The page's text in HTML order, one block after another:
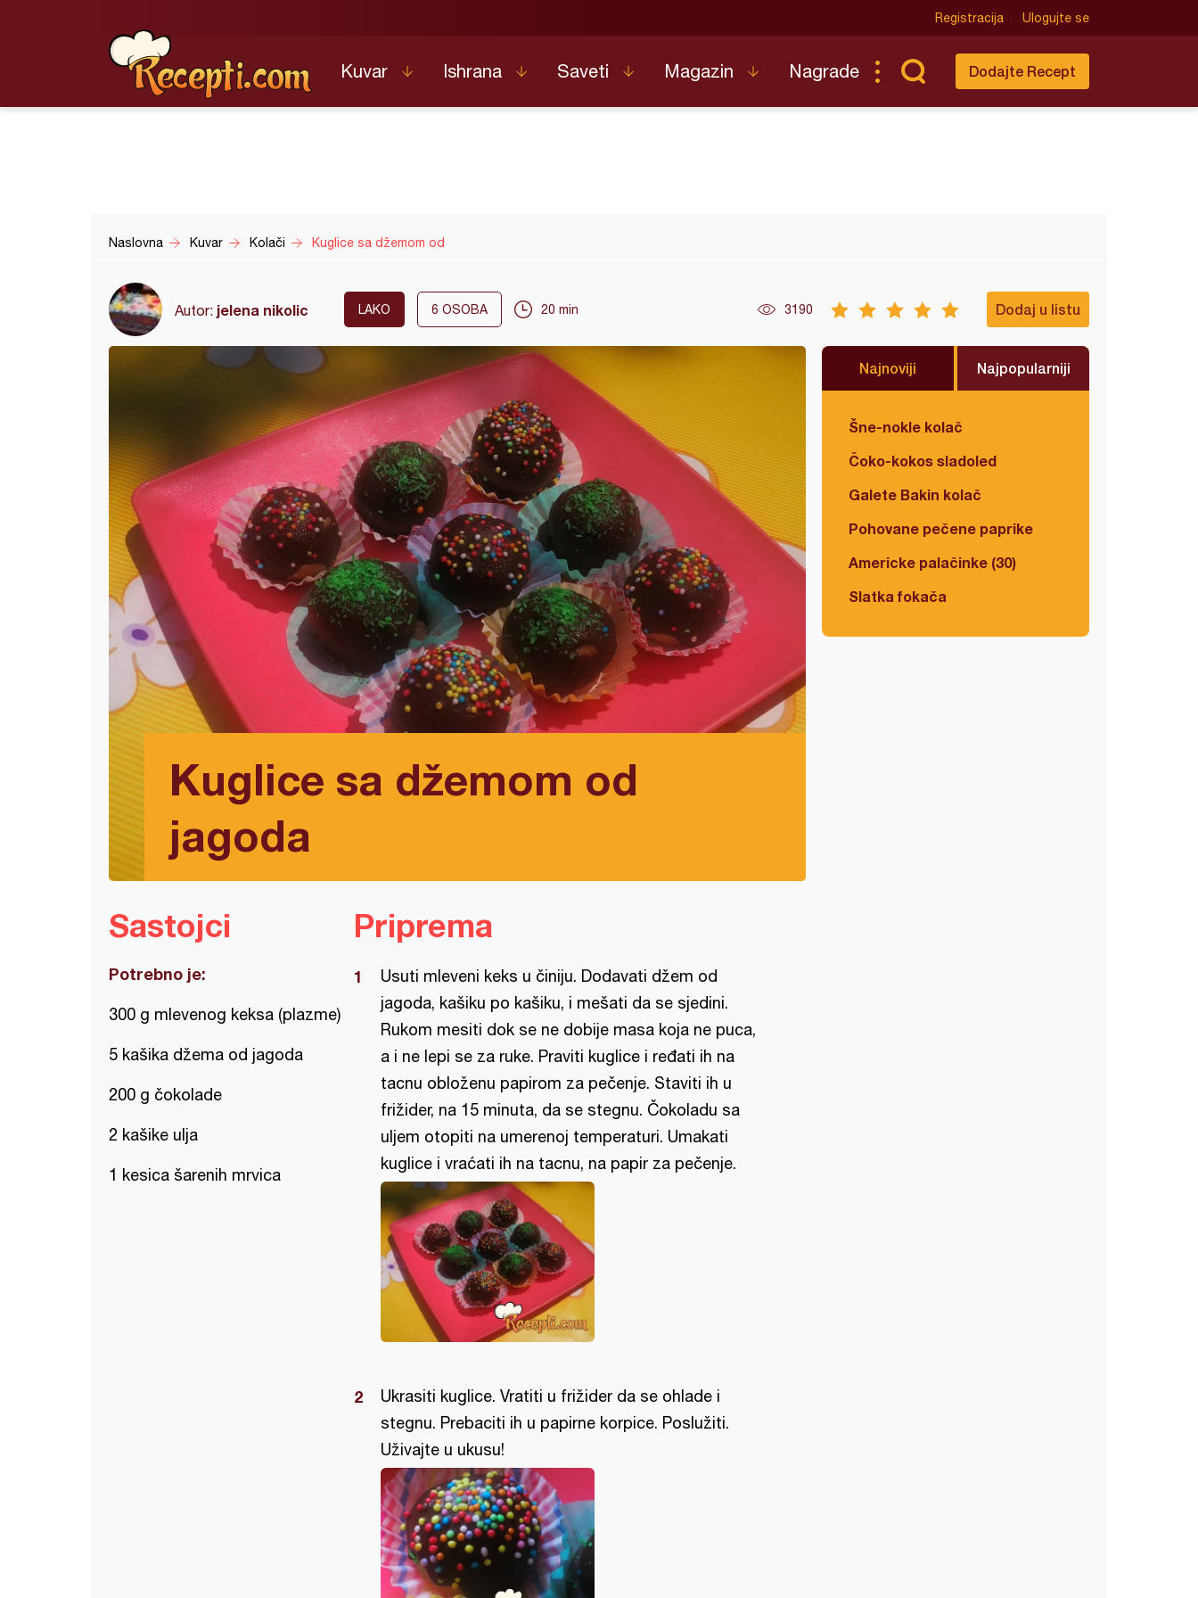
Registracija Ulogujte se
Kuvar Ishrana Saveti Magazin Nagrade Dodajte Recept
Naslovna Kuvar Kolači Kuglice sa džemom od
Autor: jelena nikolic LAKO 6 OSOBA 20 min 3190 Dodaj u listu
Kuglice sa džemom od
jagoda
Najnoviji Najpopularniji
Šne-nokle kolač
Čoko-kokos sladoled
Galete Bakin kolač
Pohovane pečene paprike
Americke palačinke (30)
Slatka fokača
Sastojci
Potrebno je:
300 g mlevenog keksa (plazme)
5 kašika džema od jagoda
200 g čokolade
2 kašike ulja
1 kesica šarenih mrvica
Priprema
Usuti mleveni keks u činiju. Dodavati džem od
jagoda, kašiku po kašiku, i mešati da se sjedini.
Rukom mesiti dok se ne dobije masa koja ne puca,
a i ne lepi se za ruke. Praviti kuglice i ređati ih na
tacnu obloženu papirom za pečenje. Staviti ih u
frižider, na 15 minuta, da se stegnu. Čokoladu sa
uljem otopiti na umerenoj temperaturi. Umakati
kuglice i vraćati ih na tacnu, na papir za pečenje.
Ukrasiti kuglice. Vratiti u frižider da se ohlade i
stegnu. Prebaciti ih u papirne korpice. Poslužiti.
Uživajte u ukusu!